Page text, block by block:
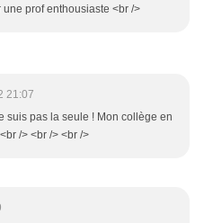
prof enthousiaste <br />
21:07
suis pas la seule ! Mon collège en
/> <br /> <br />